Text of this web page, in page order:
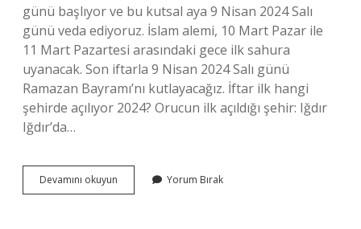
günü başlıyor ve bu kutsal aya 9 Nisan 2024 Salı
günü veda ediyoruz. İslam alemi, 10 Mart Pazar ile
11 Mart Pazartesi arasındaki gece ilk sahura
uyanacak. Son iftarla 9 Nisan 2024 Salı günü
Ramazan Bayramı’nı kutlayacağız. İftar ilk hangi
şehirde açılıyor 2024? Orucun ilk açıldığı şehir: Iğdır
Iğdır’da…
Devamını okuyun
Ne
Yorum Bırak